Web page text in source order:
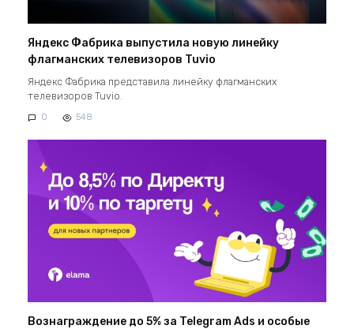
Яндекс Фабрика выпустила новую линейку
флагманских телевизоров Tuvio
Яндекс Фабрика представила линейку флагманских
телевизоров Tuvio.
0 548
Вознаграждение до 5% за Telegram Ads и особые